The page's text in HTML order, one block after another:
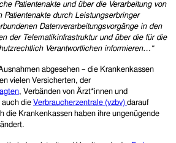
Patientenakte und über die Verarbeitung von
Patientenakte durch Leistungserbringer
Datenverarbeitungsvorgänge in den
der Telematikinfrastruktur und über die für die
Verantwortlichen informieren…“
abgesehen – die Krankenkassen
vielen Versicherten, der
, Verbänden von Ärzt*innen und
auch die Verbraucherzentrale (vzbv) darauf
die Krankenkassen haben ihre ungenügende